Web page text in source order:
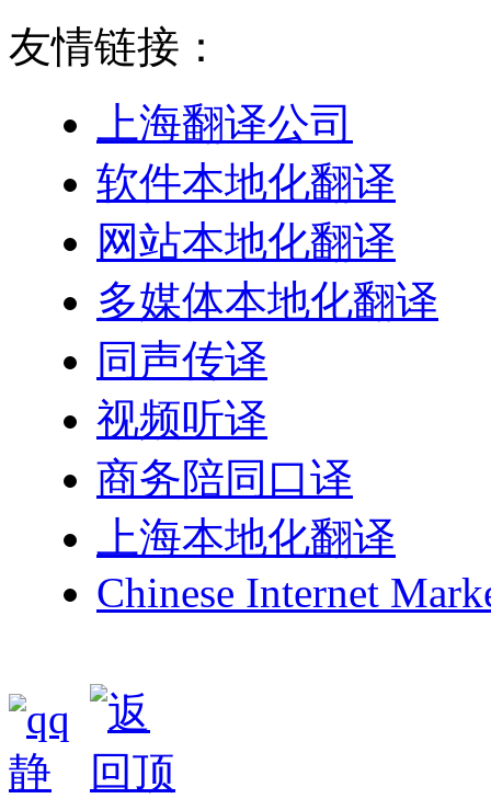
友情链接：
上海翻译公司
软件本地化翻译
网站本地化翻译
多媒体本地化翻译
同声传译
视频听译
商务陪同口译
上海本地化翻译
Chinese Internet